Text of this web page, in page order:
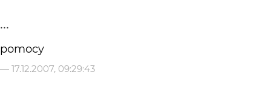
...
pomocy
— 17.12.2007, 09:29:43